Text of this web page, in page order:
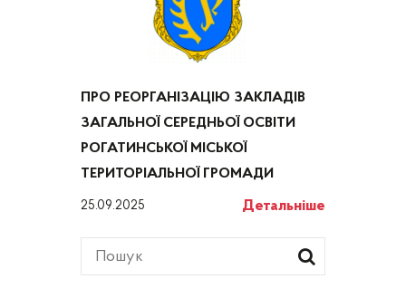
ПРО РЕОРГАНІЗАЦІЮ ЗАКЛАДІВ
ЗАГАЛЬНОЇ СЕРЕДНЬОЇ ОСВІТИ
РОГАТИНСЬКОЇ МІСЬКОЇ
ТЕРИТОРІАЛЬНОЇ ГРОМАДИ
25.09.2025 Детальніше